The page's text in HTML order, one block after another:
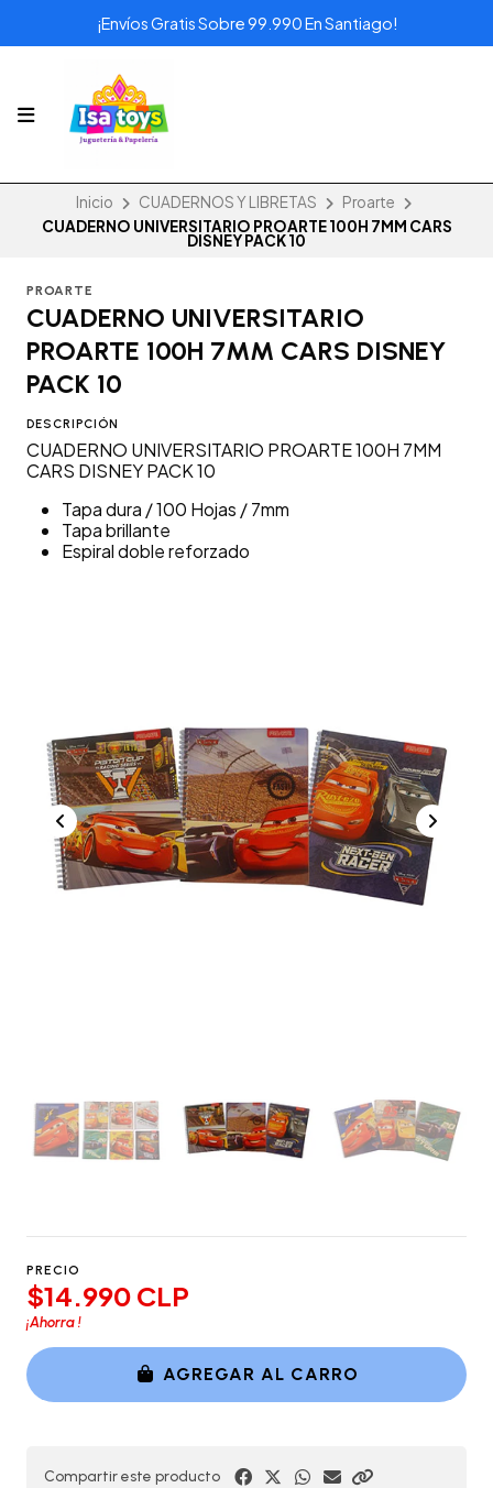
¡Envíos Gratis Sobre 99.990 En Santiago!
Inicio CUADERNOS Y LIBRETAS
Proarte
CUADERNO UNIVERSITARIO PROARTE 100H 7MM CARS
DISNEY PACK 10
PROARTE
CUADERNO UNIVERSITARIO
PROARTE 100H 7MM CARS DISNEY
PACK 10
DESCRIPCIÓN
CUADERNO UNIVERSITARIO PROARTE 100H 7MM
CARS DISNEY PACK 10
Tapa dura / 100 Hojas / 7mm
Tapa brillante
Espiral doble reforzado
PRECIO
$14.990 CLP
¡Ahorra!
AGREGAR AL CARRO
Compartir este producto